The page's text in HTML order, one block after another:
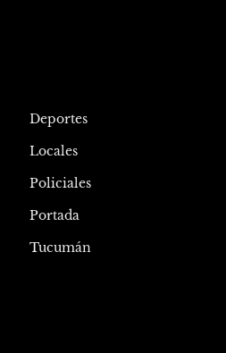
Deportes
Locales
Policiales
Portada
Tucumán